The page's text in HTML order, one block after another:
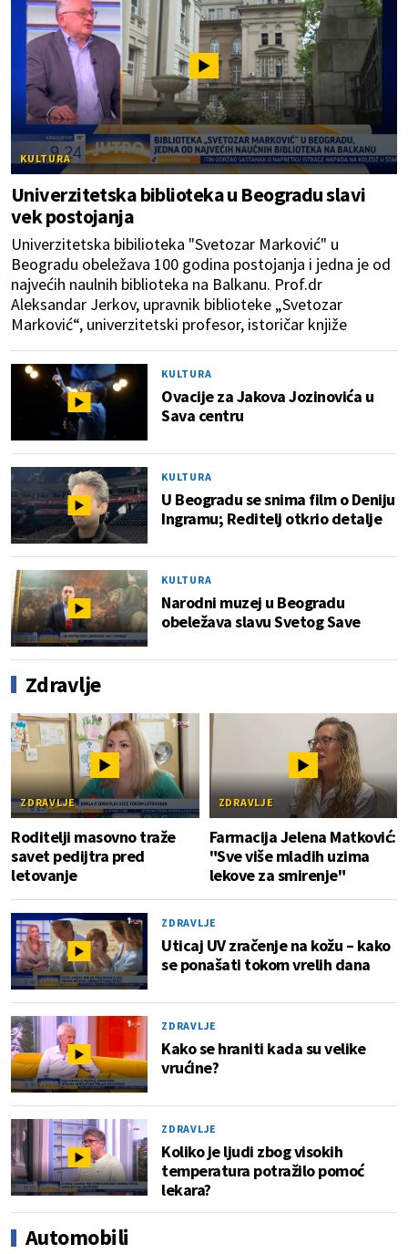
KULTURA
Univerzitetska biblioteka u Beogradu slavi
vek postojanja
Univerzitetska bibilioteka "Svetozar Marković" u
Beogradu obeležava 100 godina postojanja i jedna je od
najvećih naulnih biblioteka na Balkanu. Prof.dr
Aleksandar Jerkov, upravnik biblioteke „Svetozar
Marković“, univerzitetski profesor, istoričar knjiže
KULTURA
Ovacije za Jakova Jozinovića u
Sava centru
KULTURA
U Beogradu se snima film o Deniju
Ingramu; Reditelj otkrio detalje
KULTURA
Narodni muzej u Beogradu
obeležava slavu Svetog Save
Zdravlje
ZDRAVLJE
Roditelji masovno traže
savet pedijtra pred
letovanje
ZDRAVLJE
Farmacija Jelena Matković:
"Sve više mladih uzima
lekove za smirenje"
ZDRAVLJE
Uticaj UV zračenje na kožu – kako
se ponašati tokom vrelih dana
ZDRAVLJE
Kako se hraniti kada su velike
vrućine?
ZDRAVLJE
Koliko je ljudi zbog visokih
temperatura potražilo pomoć
lekara?
Automobili